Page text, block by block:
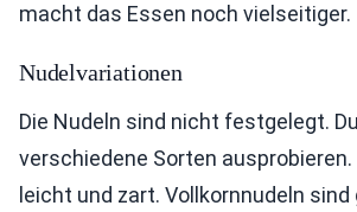
macht das Essen noch vielseitiger.
Nudelvariationen
Die Nudeln sind nicht festgelegt.
verschiedene Sorten ausprobieren.
leicht und zart. Vollkornnudeln sind